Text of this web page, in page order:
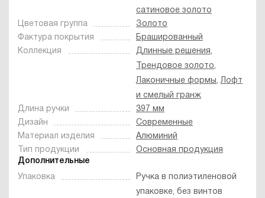
cатиновое золото
Цветовая группа
Золото
Фактура покрытия
Брашированный
Коллекция
Длинные решения,
Трендовое золото,
Лаконичные формы,Лофт
и смелый гранж
Длина ручки
397 мм
Дизайн
Современные
Материал изделия
Алюминий
Тип продукции
Основная продукция
Дополнительные
Упаковка
Ручка в полиэтиленовой
упаковке, без винтов